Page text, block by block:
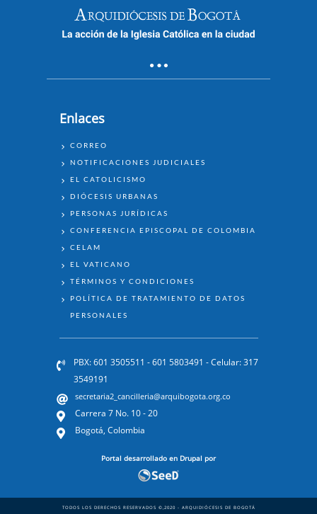
Enlaces
ENLACES
CORREO
NOTIFICACIONES JUDICIALES
EL CATOLICISMO
DIÓCESIS URBANAS
PERSONAS JURÍDICAS
CONFERENCIA EPISCOPAL DE COLOMBIA
CELAM
EL VATICANO
TÉRMINOS Y CONDICIONES
POLÍTICA DE TRATAMIENTO DE DATOS
PERSONALES
PBX: 601 3505511 - 601 5803491 - Celular: 317
3549191
secretaria2_cancilleria@arquibogota.org.co
Carrera 7 No. 10 - 20
Bogotá, Colombia
Portal desarrollado en Drupal por
TODOS LOS DERECHOS RESERVADOS ©,2020 - ARQUIDIÓCESIS DE BOGOTÁ